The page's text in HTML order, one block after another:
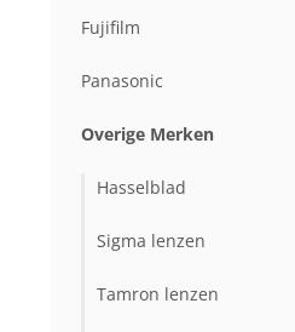
Fujifilm
Panasonic
Overige Merken
Hasselblad
Sigma lenzen
Tamron lenzen